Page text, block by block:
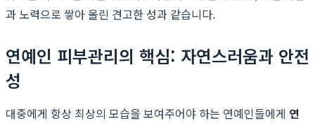
과 노력으로 쌓아 올린 견고한 성과 같습니다.
연예인 피부관리의 핵심: 자연스러움과 안전
성
대중에게 항상 최상의 모습을 보여주어야 하는 연예인들에게 연